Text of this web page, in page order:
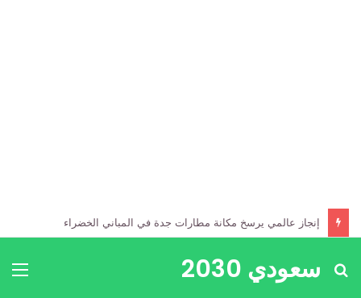
إنجاز عالمي يرسخ مكانة مطارات جدة في المباني الخضراء
سعودي 2030
بحث